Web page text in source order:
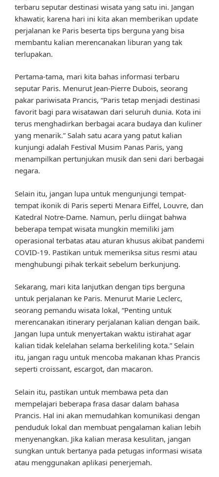
terbaru seputar destinasi wisata yang satu ini. Jangan
khawatir, karena hari ini kita akan memberikan update
perjalanan ke Paris beserta tips berguna yang bisa
membantu kalian merencanakan liburan yang tak
terlupakan.
Pertama-tama, mari kita bahas informasi terbaru
seputar Paris. Menurut Jean-Pierre Dubois, seorang
pakar pariwisata Prancis, “Paris tetap menjadi destinasi
favorit bagi para wisatawan dari seluruh dunia. Kota ini
terus menghadirkan berbagai acara budaya dan kuliner
yang menarik.” Salah satu acara yang patut kalian
kunjungi adalah Festival Musim Panas Paris, yang
menampilkan pertunjukan musik dan seni dari berbagai
negara.
Selain itu, jangan lupa untuk mengunjungi tempat-
tempat ikonik di Paris seperti Menara Eiffel, Louvre, dan
Katedral Notre-Dame. Namun, perlu diingat bahwa
beberapa tempat wisata mungkin memiliki jam
operasional terbatas atau aturan khusus akibat pandemi
COVID-19. Pastikan untuk memeriksa situs resmi atau
menghubungi pihak terkait sebelum berkunjung.
Sekarang, mari kita lanjutkan dengan tips berguna
untuk perjalanan ke Paris. Menurut Marie Leclerc,
seorang pemandu wisata lokal, “Penting untuk
merencanakan itinerary perjalanan kalian dengan baik.
Jangan lupa untuk menyertakan waktu istirahat agar
kalian tidak kelelahan selama berkeliling kota.” Selain
itu, jangan ragu untuk mencoba makanan khas Prancis
seperti croissant, escargot, dan macaron.
Selain itu, pastikan untuk membawa peta dan
mempelajari beberapa frasa dasar dalam bahasa
Prancis. Hal ini akan memudahkan komunikasi dengan
penduduk lokal dan membuat pengalaman kalian lebih
menyenangkan. Jika kalian merasa kesulitan, jangan
sungkan untuk bertanya pada petugas informasi wisata
atau menggunakan aplikasi penerjemah.